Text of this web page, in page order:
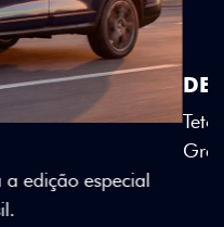
e detalhes em Citrus
única.